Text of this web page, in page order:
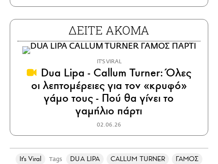
ΔΕΙΤΕ ΑΚΟΜΑ
IT'S VIRAL
Dua Lipa - Callum Turner: Όλες
οι λεπτομέρειες για τον «κρυφό»
γάμο τους - Πού θα γίνει το
γαμήλιο πάρτι
02.06.26
It's Viral Tags DUA LIPA CALLUM TURNER
ΓΑΜΟΣ